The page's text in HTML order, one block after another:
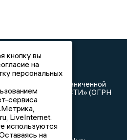
© NEWSLIPETSK.RU | СИ
Липецка»
Общество с ограниченной
НОВОСТИ» (ОГРН
Е.Г.
699 9427
кнопку вы
на
персональных
сервиса
LiveInternet.
используются
на